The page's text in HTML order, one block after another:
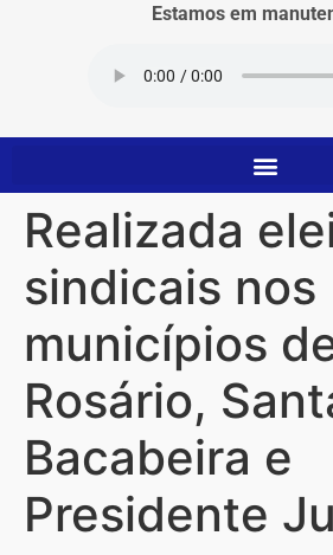
Estamos em
Realizada
sindicais nos
municípios
Rosário,
Bacabeira e
Presidente